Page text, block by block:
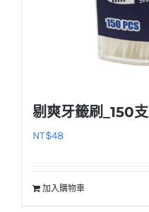
剔爽牙籤刷_150支
NT$48
加入購物車